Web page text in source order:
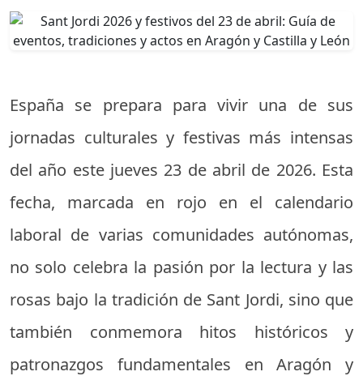
España se prepara para vivir una de sus
jornadas culturales y festivas más intensas
del año este jueves 23 de abril de 2026. Esta
fecha, marcada en rojo en el calendario
laboral de varias comunidades autónomas,
no solo celebra la pasión por la lectura y las
rosas bajo la tradición de Sant Jordi, sino que
también conmemora hitos históricos y
patronazgos fundamentales en Aragón y